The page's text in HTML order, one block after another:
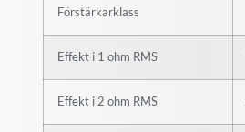
Förstärkarklass
Effekt i 1 ohm RMS
Effekt i 2 ohm RMS